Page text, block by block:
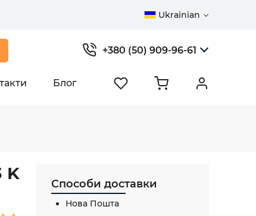
Ukrainian
+380 (50) 909-96-61
Блог
K
Способи доставки
Нова Пошта